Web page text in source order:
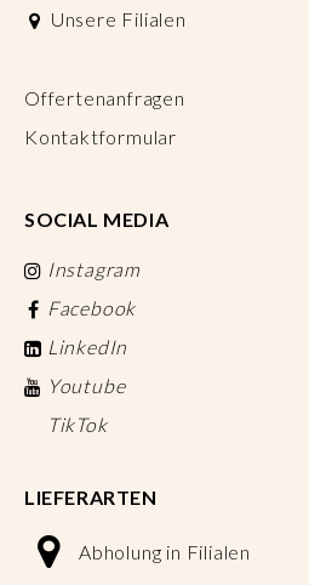
Unsere Filialen
Offertenanfragen
Kontaktformular
SOCIAL MEDIA
Instagram
Facebook
LinkedIn
Youtube
TikTok
LIEFERARTEN
Abholung in Filialen